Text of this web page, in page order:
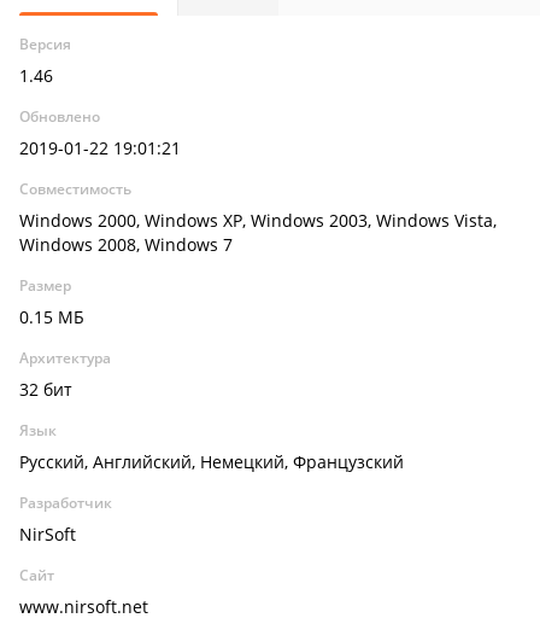
Версия
1.46
Обновлено
2019-01-22 19:01:21
Совместимость
Windows 2000, Windows XP, Windows 2003, Windows Vista,
Windows 2008, Windows 7
Размер
0.15 МБ
Архитектура
32 бит
Язык
Русский, Английский, Немецкий, Французский
Разработчик
NirSoft
Сайт
www.nirsoft.net